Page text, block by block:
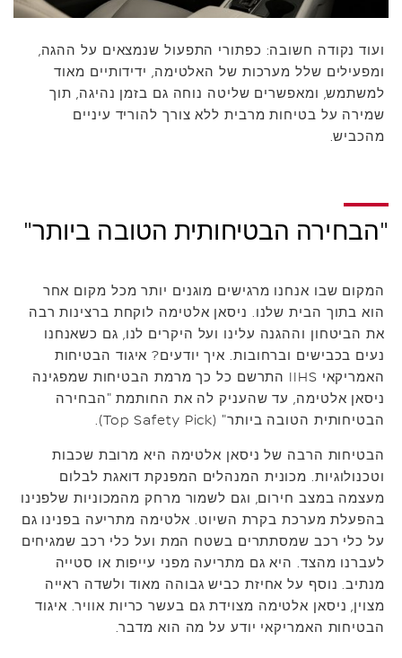
ועוד נקודה חשובה: כפתורי התפעול שנמצאים על ההגה,
ומפעילים שלל מערכות של האלטימה, ידידותיים מאוד
למשתמש, ומאפשרים שליטה נוחה גם בזמן נהיגה, תוך
שמירה על בטיחות מרבית ללא צורך להוריד עיניים
מהכביש.
"הבחירה הבטיחותית הטובה ביותר"
המקום שבו אנחנו מרגישים מוגנים יותר מכל מקום אחר
הוא בתוך הבית שלנו. ניסאן אלטימה לוקחת ברצינות רבה
את הביטחון וההגנה עלינו ועל היקרים לנו, גם כשאנחנו
נעים בכבישים וברחובות. איך יודעים? איגוד הבטיחות
האמריקאי IIHS התרשם כל כך מרמת הבטיחות שמפגינה
ניסאן אלטימה, עד שהעניק לה את החותמת "הבחירה
הבטיחותית הטובה ביותר" (Top Safety Pick).
הבטיחות הרבה של ניסאן אלטימה היא מרובת שכבות
וטכנולוגיות. מכונית המנהלים המפנקת דואגת לבלום
מעצמה במצב חירום, וגם לשמור מרחק מהמכוניות שלפנינו
בהפעלת מערכת בקרת השיוט. אלטימה מתריעה בפנינו גם
על כלי רכב שמסתתרים בשטח המת ועל כלי רכב שמגיחים
לעברנו מהצד. היא גם מתריעה מפני עייפות או סטייה
מנתיב. נוסף על אחיזת כביש גבוהה מאוד ולשדה ראייה
מצוין, ניסאן אלטימה מצוידת גם בעשר כריות אוויר. איגוד
הבטיחות האמריקאי יודע על מה הוא מדבר.